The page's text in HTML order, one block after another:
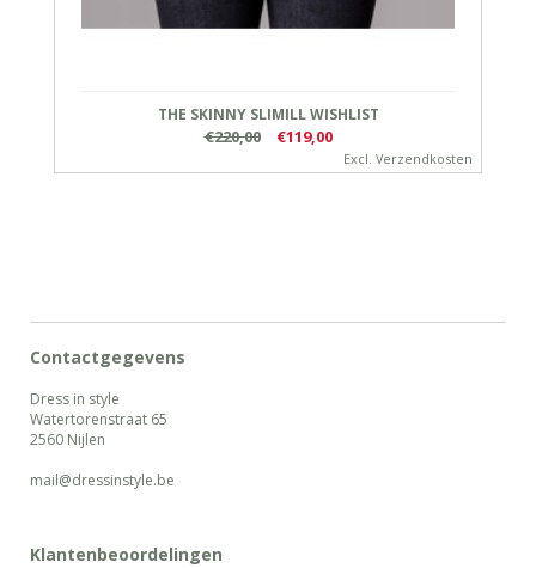
THE SKINNY SLIMILL WISHLIST
€220,00 €119,00
Excl. Verzendkosten
Contactgegevens
Dress in style
Watertorenstraat 65
2560 Nijlen
mail@dressinstyle.be
Klantenbeoordelingen